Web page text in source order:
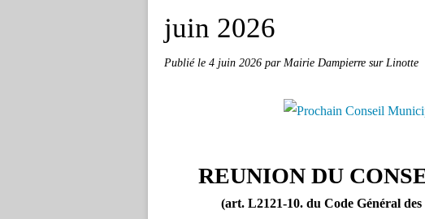
juin 2026
Publié le 4 juin 2026 par Mairie Dampierre sur Linotte
REUNION DU
(art. L2121-10. du Code Général